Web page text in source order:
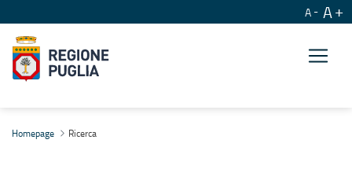
A A
Homepage Ricerca